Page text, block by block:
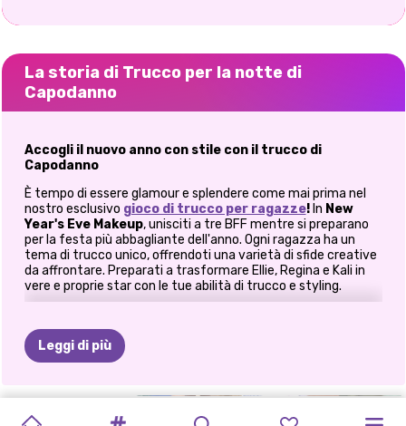
La storia di Trucco per la notte di
Capodanno
Accogli il nuovo anno con stile con il trucco di
Capodanno
È tempo di essere glamour e splendere come mai prima nel
nostro esclusivo gioco di trucco per ragazze!In New
Year's Eve Makeup, unisciti a tre BFF mentre si preparano
per la festa più abbagliante dell'anno. Ogni ragazza ha un
tema di trucco unico, offrendoti una varietà di sfide creative
da affrontare. Preparati a trasformare Ellie, Regina e Kali in
vere e proprie star con le tue abilità di trucco e styling.
Incontra la Glam Squad
Il tema di Ellie è ispirato al calore accogliente delle vibrazioni
Leggi di più
ELLIE
PRINCIPATO CONCERTO
SORELLE COLLEZIONE